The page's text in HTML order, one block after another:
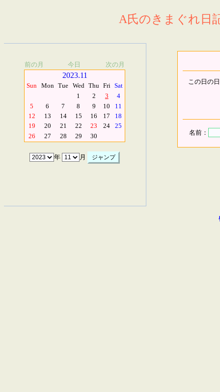
A氏のきまぐれ日
前の月 今日 次の月
2023.11
Sun Mon Tue Wed Thu Fri Sat
1
2 3
4
5
6 7 8 9 10
11
12
13 14 15 16 17
18
19
20 21 22 23 24
25
26
27 28 29 30
年 月
この日の
名前：